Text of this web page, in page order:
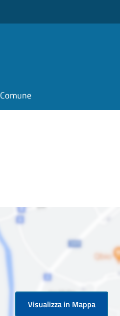
Visualizza in Mappa